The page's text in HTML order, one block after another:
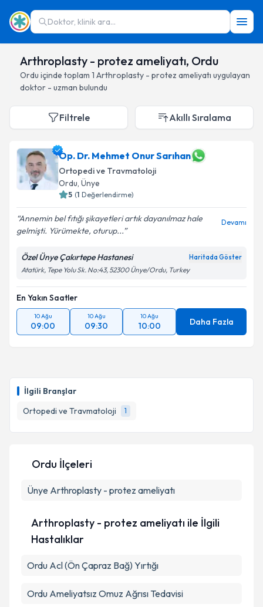
Doktor, klinik ara...
Arthroplasty - protez ameliyatı, Ordu
Ordu içinde toplam 1 Arthroplasty - protez ameliyatı uygulayan
doktor - uzman bulundu
İlgili Branşlar
Ortopedi ve Travmatoloji
1
Filtrele Akıllı Sıralama
Op. Dr. Mehmet Onur Sarıhan
Ortopedi ve Travmatoloji
Ordu, Ünye
5 (1 Değerlendirme)
Annemin bel fıtığı şikayetleri artık dayanılmaz hale
gelmişti. Yürümekte, oturup...
Devamı
Özel Ünye Çakırtepe Hastanesi Haritada Göster
Atatürk, Tepe Yolu Sk. No:43, 52300 Ünye/Ordu, Turkey
En Yakın Saatler
10 Ağu
09:00
10 Ağu
09:30
10 Ağu
10:00 Daha Fazla
Ordu İlçeleri
Ünye Arthroplasty - protez ameliyatı
Arthroplasty - protez ameliyatı ile İlgili
Hastalıklar
Ordu Acl (Ön Çapraz Bağ) Yırtığı
Ordu Ameliyatsız Omuz Ağrısı Tedavisi